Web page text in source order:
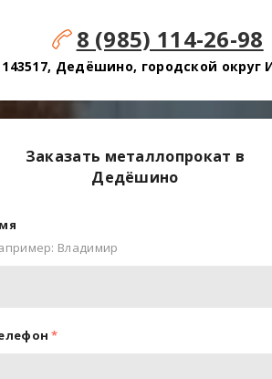
8 (985) 114-26-98
143517, Дедёшино, городской округ
Заказать металлопрокат в
Дедёшино
Владимир
*